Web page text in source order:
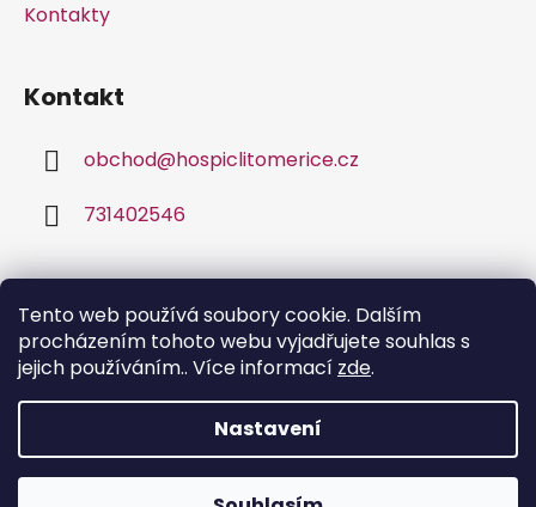
Tento web používá soubory cookie. Dalším
procházením tohoto webu vyjadřujete souhlas s
jejich používáním.. Více informací zde.
Nastavení
Kontakty
Kontakt
obchod@hospiclitomerice.cz
731402546
Facebook
Vytvořil Shoptet